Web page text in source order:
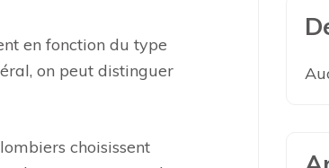
en fonction du type
on peut distinguer
choisissent